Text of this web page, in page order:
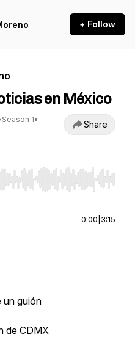
+ Follow
en México
Season 1•
Share
seek, Home/End to jump to
0:00 3:15
un guión
de CDMX